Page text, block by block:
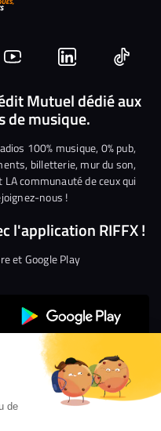
de
Nous
rejoindre
sur
YouTube
Nous
rejoindre
sur
Linkedin
Nous
Mutuel dédié aux
de musique.
100% musique, 0% pub,
billetterie, mur du son,
communauté de ceux qui
nous !
l'application RIFFX !
et Google Play
des cookies